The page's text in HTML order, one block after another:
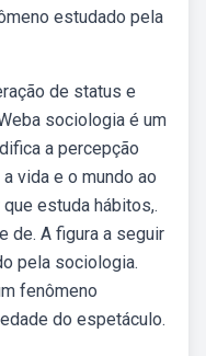
estudado pela
de status e
sociologia é um
a percepção
vida e o mundo ao
estuda hábitos,.
de. A figura a seguir
pela sociologia.
fenômeno
do espetáculo.